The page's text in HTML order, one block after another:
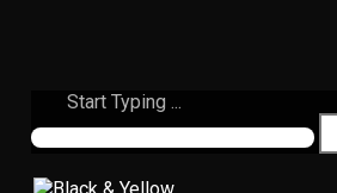
Start Typing ...